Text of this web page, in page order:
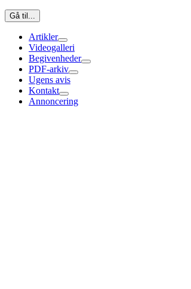
Gå til...
Artikler
Videogalleri
Begivenheder
PDF-arkiv
Ugens avis
Kontakt
Annoncering